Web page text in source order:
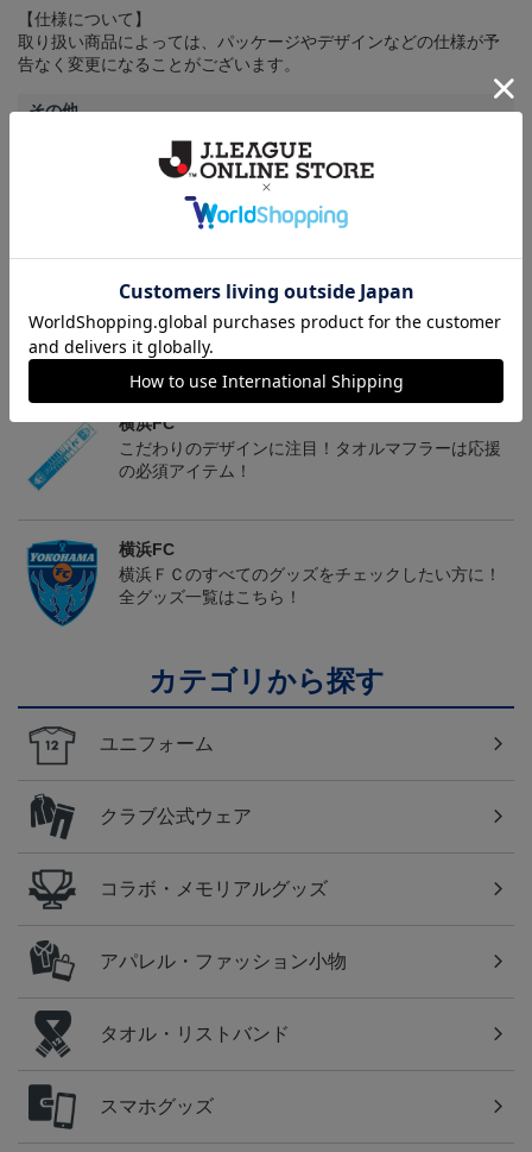
【仕様について】
取り扱い商品によっては、パッケージやデザインなどの仕様が予
告なく変更になることがございます。
その他
ギフト対応について
トピックス
横浜FC
こだわりのデザインに注目！タオルマフラーは応援
の必須アイテム！
横浜FC
横浜ＦＣのすべてのグッズをチェックしたい方に！
全グッズ一覧はこちら！
カテゴリから探す
ユニフォーム
クラブ公式ウェア
コラボ・メモリアルグッズ
アパレル・ファッション小物
タオル・リストバンド
スマホグッズ